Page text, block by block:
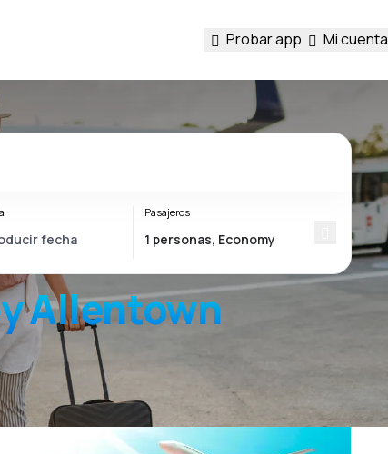
Probar app Mi cuenta
Allentown
Pasajeros